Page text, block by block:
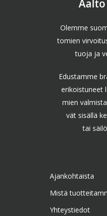
Olemme
tomien
tuoja ja
Edustamme
erikoistuneet
mien
vät sisällä
tai
Ajankohtaista
Mistä
Yhteystiedot